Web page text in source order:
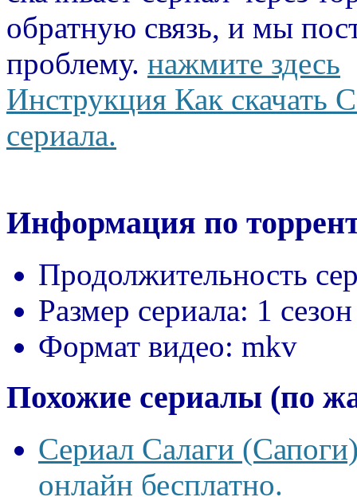
обратную связь, и мы
проблему. нажмите здесь
Инструкция Как скачать
сериала.
Информация по
Продолжительность
Размер сериала: 1
Формат видео: mkv
Похожие сериалы (по
Сериал Салаги
онлайн бесплатно.